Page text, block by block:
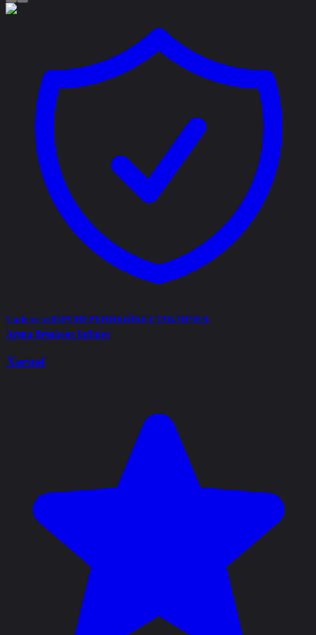
UndetectedПРОВЕРЕННЫЙБЕЗ ТАБЛИЧЕК
Arena Breakout Infinite
Xernel